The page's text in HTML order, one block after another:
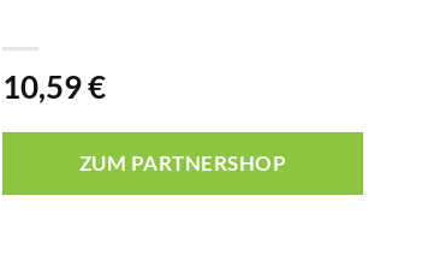
10,59€
ZUM PARTNERSHOP